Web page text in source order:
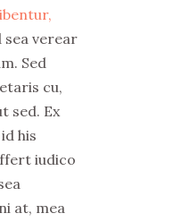
sea verear
Sed
cu,
sed. Ex
his
iudico
at, mea